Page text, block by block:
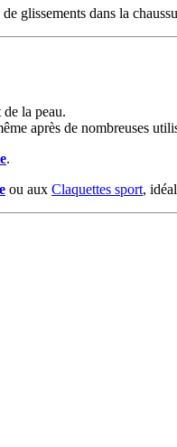
glissements dans la
la peau.
après de nombreuses
.
ou aux Claquettes sport,